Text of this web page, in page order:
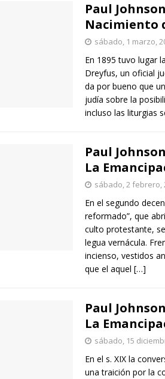
Paul
Nacimiento
sábado, 1 marzo,
En 1895 tuvo lugar
Dreyfus, un oficial
da por bueno que
judía sobre la
incluso las liturgias
Paul
La
sábado, 2 febrero,
En el segundo
reformado”, que
culto protestante,
legua vernácula.
incienso, vestidos
que el aquel […]
Paul
La
sábado, 15
En el s. XIX la
una traición por la